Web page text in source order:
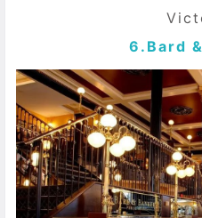
6. Bard